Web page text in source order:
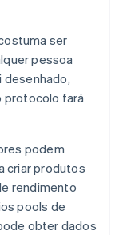
ser
pessoa
protocolo fará
podem
criar produtos
rendimento
pools de
obter dados